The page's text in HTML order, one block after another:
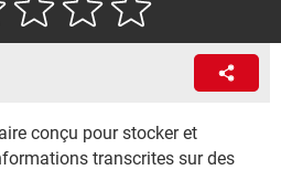
conçu pour stocker et
transcrites sur des